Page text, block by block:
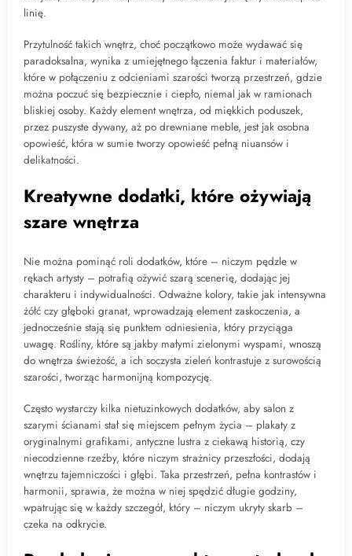
linię.
Przytulność takich wnętrz, choć początkowo może wydawać się
paradoksalna, wynika z umiejętnego łączenia faktur i materiałów,
które w połączeniu z odcieniami szarości tworzą przestrzeń, gdzie
można poczuć się bezpiecznie i ciepło, niemal jak w ramionach
bliskiej osoby. Każdy element wnętrza, od miękkich poduszek,
przez puszyste dywany, aż po drewniane meble, jest jak osobna
opowieść, która w sumie tworzy opowieść pełną niuansów i
delikatności.
Kreatywne dodatki, które ożywiają
szare wnętrza
Nie można pominąć roli dodatków, które – niczym pędzle w
rękach artysty – potrafią ożywić szarą scenerię, dodając jej
charakteru i indywidualności. Odważne kolory, takie jak intensywna
żółć czy głęboki granat, wprowadzają element zaskoczenia, a
jednocześnie stają się punktem odniesienia, który przyciąga
uwagę. Rośliny, które są jakby małymi zielonymi wyspami, wnoszą
do wnętrza świeżość, a ich soczysta zieleń kontrastuje z surowością
szarości, tworząc harmonijną kompozycję.
Często wystarczy kilka nietuzinkowych dodatków, aby salon z
szarymi ścianami stał się miejscem pełnym życia – plakaty z
oryginalnymi grafikami, antyczne lustra z ciekawą historią, czy
niecodzienne rzeźby, które niczym strażnicy przeszłości, dodają
wnętrzu tajemniczości i głębi. Taka przestrzeń, pełna kontrastów i
harmonii, sprawia, że można w niej spędzić długie godziny,
wpatrując się w każdy szczegół, który – niczym ukryty skarb –
czeka na odkrycie.